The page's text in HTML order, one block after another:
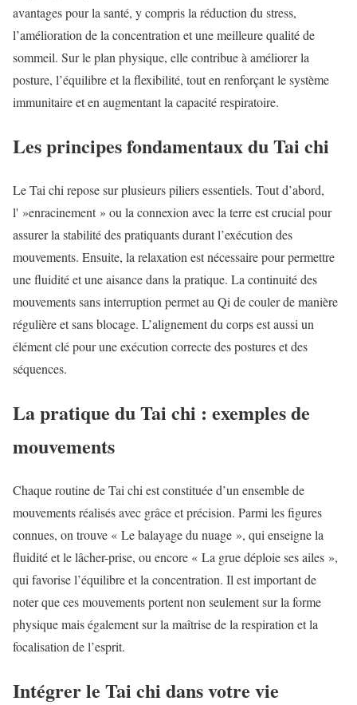
avantages pour la santé, y compris la réduction du stress,
l’amélioration de la concentration et une meilleure qualité de
sommeil. Sur le plan physique, elle contribue à améliorer la
posture, l’équilibre et la flexibilité, tout en renforçant le système
immunitaire et en augmentant la capacité respiratoire.
Les principes fondamentaux du Tai chi
Le Tai chi repose sur plusieurs piliers essentiels. Tout d’abord,
l' »enracinement » ou la connexion avec la terre est crucial pour
assurer la stabilité des pratiquants durant l’exécution des
mouvements. Ensuite, la relaxation est nécessaire pour permettre
une fluidité et une aisance dans la pratique. La continuité des
mouvements sans interruption permet au Qi de couler de manière
régulière et sans blocage. L’alignement du corps est aussi un
élément clé pour une exécution correcte des postures et des
séquences.
La pratique du Tai chi : exemples de
mouvements
Chaque routine de Tai chi est constituée d’un ensemble de
mouvements réalisés avec grâce et précision. Parmi les figures
connues, on trouve « Le balayage du nuage », qui enseigne la
fluidité et le lâcher-prise, ou encore « La grue déploie ses ailes »,
qui favorise l’équilibre et la concentration. Il est important de
noter que ces mouvements portent non seulement sur la forme
physique mais également sur la maîtrise de la respiration et la
focalisation de l’esprit.
Intégrer le Tai chi dans votre vie